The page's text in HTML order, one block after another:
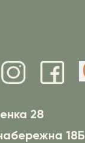
28
18Б